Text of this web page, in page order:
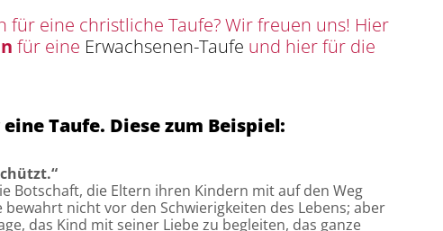
für eine christliche Taufe? Wir freuen uns! Hier
für eine Erwachsenen-Taufe und hier für die
Taufe. Diese zum Beispiel:
Botschaft, die Eltern ihren Kindern mit auf den Weg
nicht vor den Schwierigkeiten des Lebens; aber
das Kind mit seiner Liebe zu begleiten, das ganze